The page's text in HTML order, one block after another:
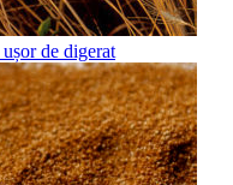
de digerat